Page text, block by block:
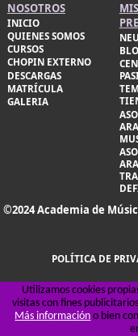
NOSOTROS
INICIO
QUIENES SOMOS
CURSOS
CHOPIN EXTERNO
DESCARGAS
MATRÍCULA
GALERIA
©2024 Academia de
POLÍTICA DE
Utilizamos cookies
visitas con fines
Más información o bien